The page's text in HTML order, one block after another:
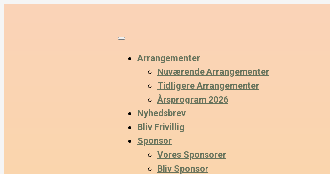
Arrangementer
Nuværende Arrangementer
Tidligere Arrangementer
Årsprogram 2026
Nyhedsbrev
Bliv Frivillig
Sponsor
Vores Sponsorer
Bliv Sponsor